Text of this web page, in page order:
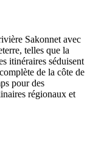
Sakonnet avec
telles que la
itinéraires séduisent
de la côte de
pour des
régionaux et